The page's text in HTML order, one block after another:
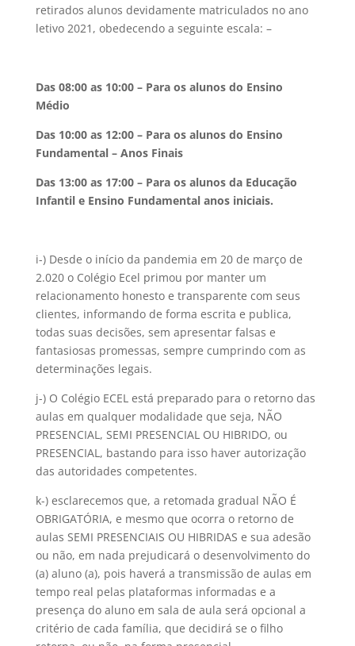
retirados alunos devidamente matriculados no ano
letivo 2021, obedecendo a seguinte escala: –
Das 08:00 as 10:00 – Para os alunos do Ensino
Médio
Das 10:00 as 12:00 – Para os alunos do Ensino
Fundamental – Anos Finais
Das 13:00 as 17:00 – Para os alunos da Educação
Infantil e Ensino Fundamental anos iniciais.
i-) Desde o início da pandemia em 20 de março de
2.020 o Colégio Ecel primou por manter um
relacionamento honesto e transparente com seus
clientes, informando de forma escrita e publica,
todas suas decisões, sem apresentar falsas e
fantasiosas promessas, sempre cumprindo com as
determinações legais.
j-) O Colégio ECEL está preparado para o retorno das
aulas em qualquer modalidade que seja, NÃO
PRESENCIAL, SEMI PRESENCIAL OU HIBRIDO, ou
PRESENCIAL, bastando para isso haver autorização
das autoridades competentes.
k-) esclarecemos que, a retomada gradual NÃO É
OBRIGATÓRIA, e mesmo que ocorra o retorno de
aulas SEMI PRESENCIAIS OU HIBRIDAS e sua adesão
ou não, em nada prejudicará o desenvolvimento do
(a) aluno (a), pois haverá a transmissão de aulas em
tempo real pelas plataformas informadas e a
presença do aluno em sala de aula será opcional a
critério de cada família, que decidirá se o filho